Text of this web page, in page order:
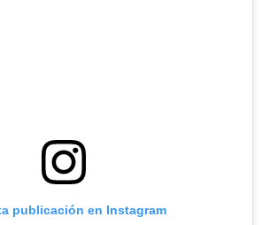
publicación en Instagram